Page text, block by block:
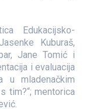
Edukacijsko-
Kuburaš,
Jane Tomić i
i evaluacija
u mladenačkim
tim?“; mentorica